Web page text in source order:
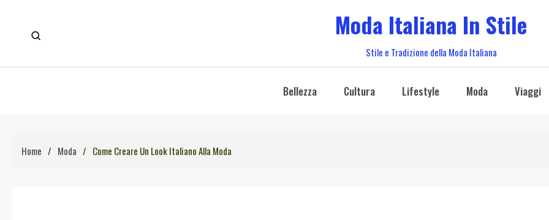
Moda Italiana In Stile
Stile e Tradizione della Moda Italiana
Bellezza Cultura Lifestyle Moda Viaggi
Home Moda Come Creare Un Look Italiano Alla Moda